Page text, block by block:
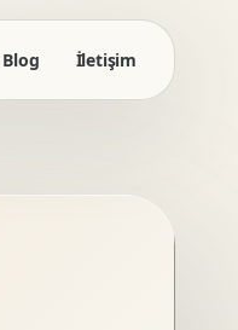
Blog İletişim